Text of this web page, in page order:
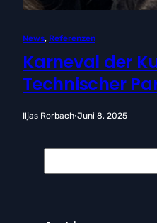
News, Referenzen
Karneval der
Technischer
Iljas Rorbach·Juni 8, 2025
e